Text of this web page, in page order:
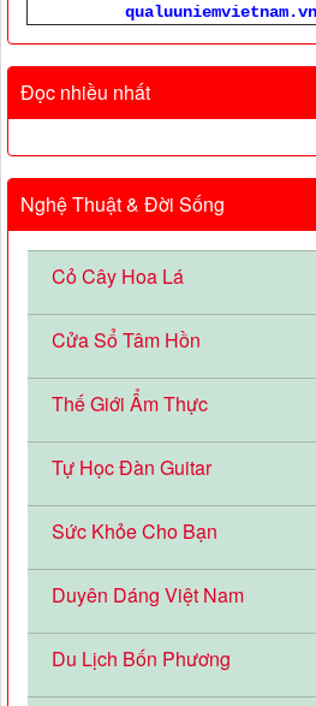
Đọc nhiều nhất
Nghệ Thuật & Đời Sống
Cỏ Cây Hoa Lá
Cửa Sổ Tâm Hồn
Thế Giới Ẩm Thực
Tự Học Đàn Guitar
Sức Khỏe Cho Bạn
Duyên Dáng Việt Nam
Du Lịch Bốn Phương